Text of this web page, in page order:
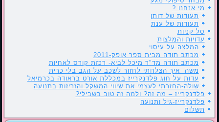
מי אנחנו ?
תעודות של דותן
תעודות של ענת
סל קניות
עדויות והמלצות
המלצה על עיסוי
מכתב תודה מבית ספר אופק-2011
מכתב תודה מד"ר מיכל לביא- רכזת קורס לאחיות
משה- איך הצלחתי לחזור לשכב על הגב בלי כרית
עדות על חוג פלדנקרייז במכללת אורט בראודה בכרמיאל
שולה-החזרתי לעצמי את שיווי המשקל והזריזות בתנועה
פלדנקרייז – מה זה? ולמה זה טוב בשבילי?
פלדנקרייז-גיל ותנועה
תשלום